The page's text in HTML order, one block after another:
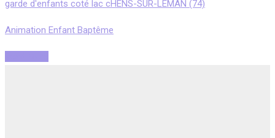
garde d'enfants coté lac cHENS-SUR-LEMAN (74)
Animation Enfant Baptême